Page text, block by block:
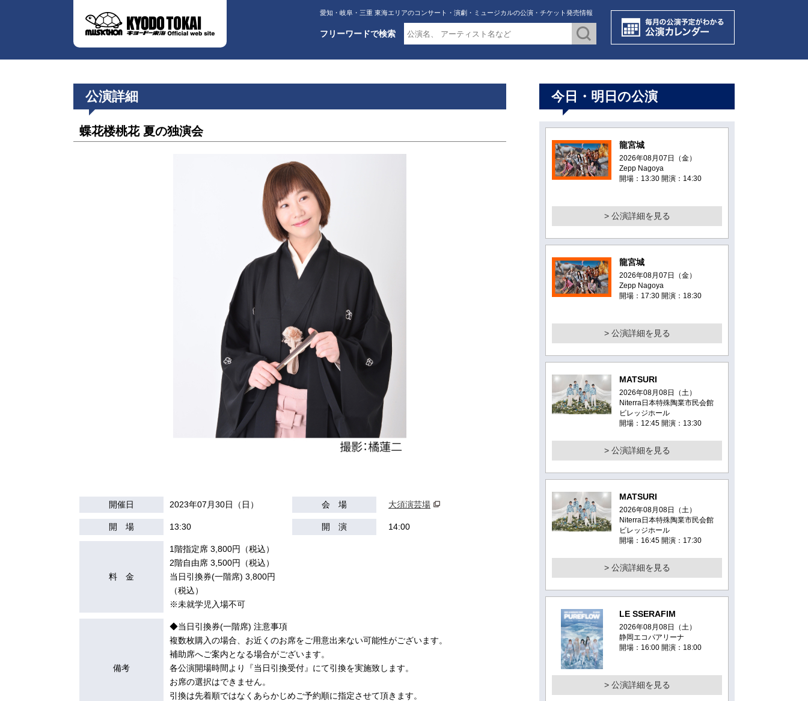
愛知・岐阜・三重 東海エリアのコンサート・演劇・ミュージカルの公演・チケット発売情報
フリーワードで検索
公演詳細
蝶花楼桃花 夏の独演会
開催日 2023年07月30日（日） 会 場 大須演芸場
開 場 13:30 開 演 14:00
料 金
1階指定席 3,800円（税込）
2階自由席 3,500円（税込）
当日引換券(一階席) 3,800円
（税込）
※未就学児入場不可
備考
◆当日引換券(一階席) 注意事項
複数枚購入の場合、お近くのお席をご用意出来ない可能性がございます。
補助席へご案内となる場合がございます。
各公演開場時間より『当日引換受付』にて引換を実施致します。
お席の選択はできません。
引換は先着順ではなくあらかじめご予約順に指定させて頂きます。
今日・明日の公演
龍宮城
2026年08月07日（金）
Zepp Nagoya
開場：13:30 開演：14:30
> 公演詳細を見る
龍宮城
2026年08月07日（金）
Zepp Nagoya
開場：17:30 開演：18:30
> 公演詳細を見る
MATSURI
2026年08月08日（土）
Niterra日本特殊陶業市民会館
ビレッジホール
開場：12:45 開演：13:30
> 公演詳細を見る
MATSURI
2026年08月08日（土）
Niterra日本特殊陶業市民会館
ビレッジホール
開場：16:45 開演：17:30
> 公演詳細を見る
LE SSERAFIM
2026年08月08日（土）
静岡エコパアリーナ
開場：16:00 開演：18:00
> 公演詳細を見る